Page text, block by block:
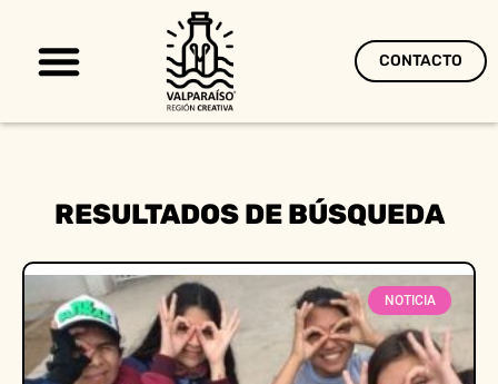
CONTACTO
RESULTADOS DE BÚSQUEDA
NOTICIA